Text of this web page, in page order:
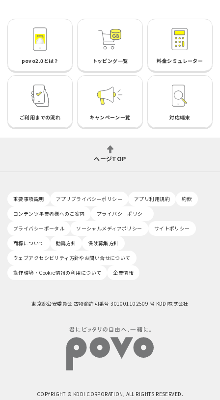
povo2.0とは？ トッピング一覧 料金シミュレーター
ご利用までの流れ キャンペーン一覧 対応端末
ページTOP
重要事項説明 アプリプライバシーポリシー アプリ利用規約
約款
コンテンツ事業者様へのご案内
プライバシーポリシー
プライバシーポータル
ソーシャルメディアポリシー
サイトポリシー
商標について
勧誘方針
保険募集方針
ウェブアクセシビリティ方針やお問い合せについて
動作環境・Cookie情報の利用について
企業情報
東京都公安委員会 古物商許可番号 301001102509 号 KDDI株式会社
COPYRIGHT © KDDI CORPORATION, ALL RIGHTS RESERVED.